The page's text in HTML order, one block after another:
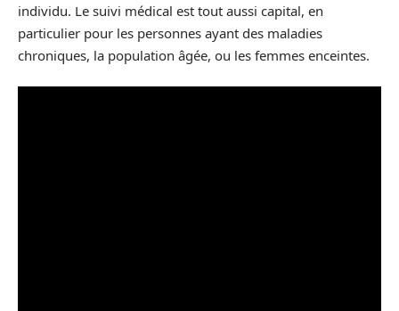
individu. Le suivi médical est tout aussi capital, en
particulier pour les personnes ayant des maladies
chroniques, la population âgée, ou les femmes enceintes.